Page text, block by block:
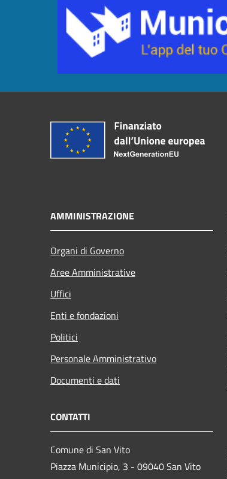
AMMINISTRAZIONE
Organi di Governo
Aree Amministrative
Uffici
Enti e fondazioni
Politici
Personale Amministrativo
Documenti e dati
CONTATTI
Comune di San Vito
Piazza Municipio, 3 - 09040 San Vito